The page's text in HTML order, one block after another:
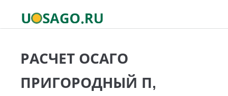
РАСЧЕТ ОСАГО
ПРИГОРОДНЫЙ П,